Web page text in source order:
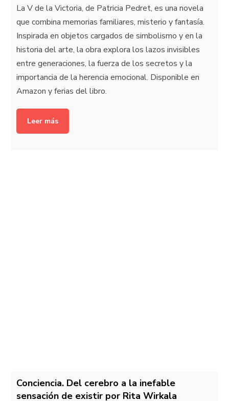
La V de la Victoria, de Patricia Pedret, es una novela
que combina memorias familiares, misterio y fantasía.
Inspirada en objetos cargados de simbolismo y en la
historia del arte, la obra explora los lazos invisibles
entre generaciones, la fuerza de los secretos y la
importancia de la herencia emocional. Disponible en
Amazon y ferias del libro.
Leer más
Conciencia. Del cerebro a la inefable
sensación de existir por Rita Wirkala